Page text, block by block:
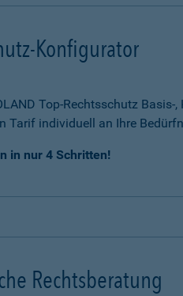
Konfigurator
Top-Rechtsschutz
Tarif individuell an Ihre
in nur 4 Schritten!
Rechtsberatung